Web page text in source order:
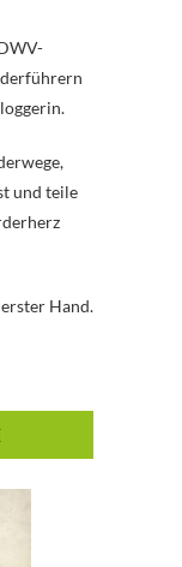
und teile
Hand.